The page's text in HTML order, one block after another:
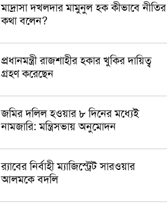
মাদ্রাসা দখলদার মামুনুল হক কীভাবে নীতির
কথা বলেন?
প্রধানমন্ত্রী রাজশাহীর হকার খুকির দায়িত্ব
গ্রহণ করেছেন
জমির দলিল হওয়ার ৮ দিনের মধ্যেই
নামজারি: মন্ত্রিসভায় অনুমোদন
র‌্যাবের নির্বাহী ম্যাজিস্ট্রেট সারওয়ার
আলমকে বদলি